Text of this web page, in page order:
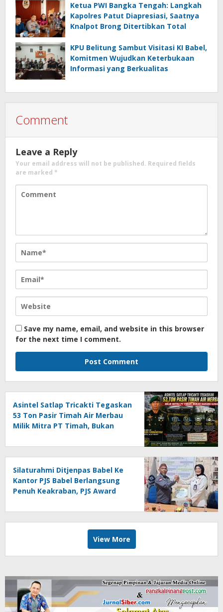
Ketua PWI Bangka Tengah: Langkah
Kapolres Patut Diapresiasi, Saatnya
Knalpot Brong Ditertibkan Total
KPU Belitung Sambut Visitasi KI Babel,
Komitmen Wujudkan Keterbukaan
Informasi yang Berkualitas
Comment
Leave a Reply
Your email address will not be published. Required fields
are marked *
Save my name, email, and website in this browser
for the next time I comment.
Asintel Satlap Tricakti Tegaskan
53 Ton Pasir Timah Air Merbau
Milik Mitra PT Timah, Bukan
Silaturahmi Ditjenpas Babel Ke
Kantor PJS Babel Berlangsung
Penuh Keakraban, PJS Award
Agustina
View More